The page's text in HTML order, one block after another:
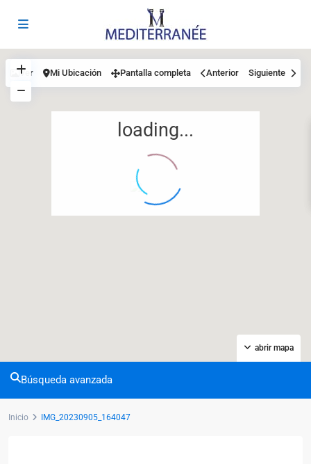
12
loading...
abrir mapa
Ver Mi Ubicación Pantalla completa Anterior Siguiente
Búsqueda avanzada
Inicio IMG_20230905_164047